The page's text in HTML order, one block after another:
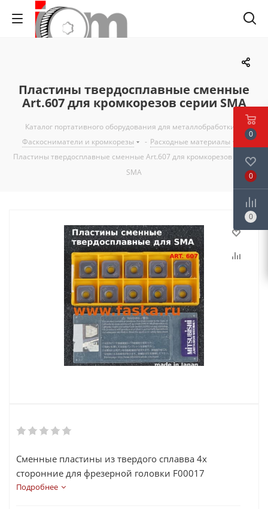
Пластины твердосплавные сменные
Art.607 для кромкорезов серии SMA
Каталог портативного оборудования для металлобработки
Фаскосниматели и кромкорезы
- Расходные материалы
Пластины твердосплавные сменные Art.607 для кромкорезов серии
SMA
Сменные пластины из твердого сплавва 4х
сторонние для фрезерной головки F00017
которая применяется как основной рабочий
Подробнее
0
0
0